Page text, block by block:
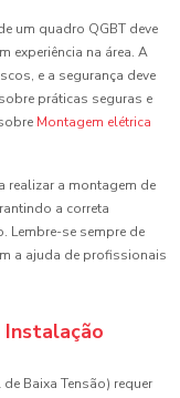
um quadro QGBT deve
experiência na área. A
e a segurança deve
práticas seguras e
Montagem elétrica
realizar a montagem de
a correta
Lembre-se sempre de
a ajuda de profissionais
Instalação
Baixa Tensão) requer